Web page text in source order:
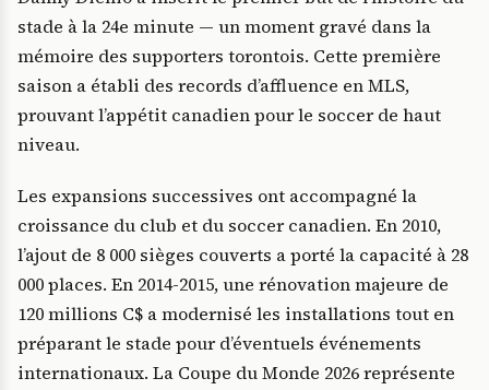
stade à la 24e minute — un moment gravé dans la
mémoire des supporters torontois. Cette première
saison a établi des records d’affluence en MLS,
prouvant l’appétit canadien pour le soccer de haut
niveau.
Les expansions successives ont accompagné la
croissance du club et du soccer canadien. En 2010,
l’ajout de 8 000 sièges couverts a porté la capacité à 28
000 places. En 2014-2015, une rénovation majeure de
120 millions C$ a modernisé les installations tout en
préparant le stade pour d’éventuels événements
internationaux. La Coupe du Monde 2026 représente